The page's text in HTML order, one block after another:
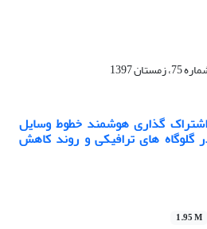
اشتراک گذاری هوشمند خطوط وسایل
گلوگاه های ترافیکی و روند کاهش
1.95 M